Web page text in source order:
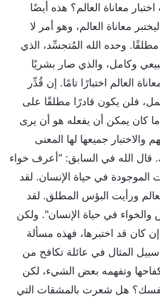
معاناة العالم؟ هذه أيضًا
معاناة العالم، وهو أمر لا
وحده الله المُتجسِّد، الذي
وكامل، والذي صار بشريًا
العالم اختبارًا تامًا. إن قُدِّر
فلن يكون قادرًا مطلقًا على
ما كان يمكن أن يفعله هو أن يرى
والاختبار جميعها لها المعنى
قال الله في السابق: "أعرف خواء
الموجودة في حياة الإنسان. لقد
ورأيت البؤس المطلق. لقد
في حياة الإنسان". ولكن
كان قد اختبرها، فهذه مسألة
المثال في عائلة تكافح من
وتفهمه بعض الشيء، لكن
هل شعرت بالمشقات التي